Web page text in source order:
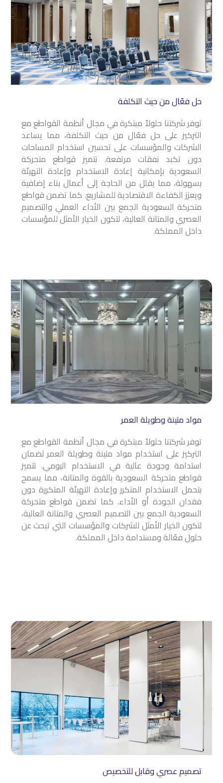
حل فعّال من حيث التكلفة
توفر شركتنا حلولاً مبتكرة في مجال أنظمة القواطع مع
التركيز على حل فعّال من حيث التكلفة، مما يساعد
الشركات والمؤسسات على تحسين استخدام المساحات
دون تكبد نفقات مرتفعة. تتميز قواطع متحركة
السعودية بإمكانية إعادة الاستخدام وإعادة التهيئة
بسهولة، مما يقلل من الحاجة إلى أعمال بناء إضافية
ويعزز الكفاءة الاقتصادية للمشاريع. كما تضمن قواطع
متحركة السعودية الجمع بين الأداء العملي والتصميم
العصري والمتانة العالية، لتكون الخيار الأمثل للمؤسسات
داخل المملكة.
مواد متينة وطويلة العمر
توفر شركتنا حلولاً مبتكرة في مجال أنظمة القواطع مع
التركيز على استخدام مواد متينة وطويلة العمر لضمان
استدامة وجودة عالية في الاستخدام اليومي. تتميز
قواطع متحركة السعودية بالقوة والمتانة، مما يسمح
بتحمل الاستخدام المتكرر وإعادة التهيئة المتكررة دون
فقدان الجودة أو الأداء. كما تضمن قواطع متحركة
السعودية الجمع بين التصميم العصري والمتانة العالية،
لتكون الخيار الأمثل للشركات والمؤسسات التي تبحث عن
حلول فعّالة ومستدامة داخل المملكة.
تصميم عصري وقابل للتخصيص